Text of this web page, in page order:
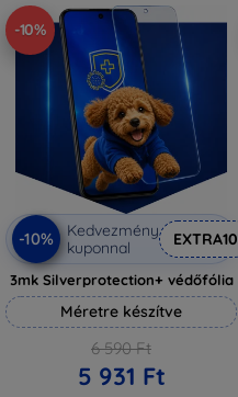
-10%
-10%
Kedvezmény
kuponnal
EXTRA10
3mk Silverprotection+ védőfólia
Méretre készítve
6 590 Ft
5 931 Ft